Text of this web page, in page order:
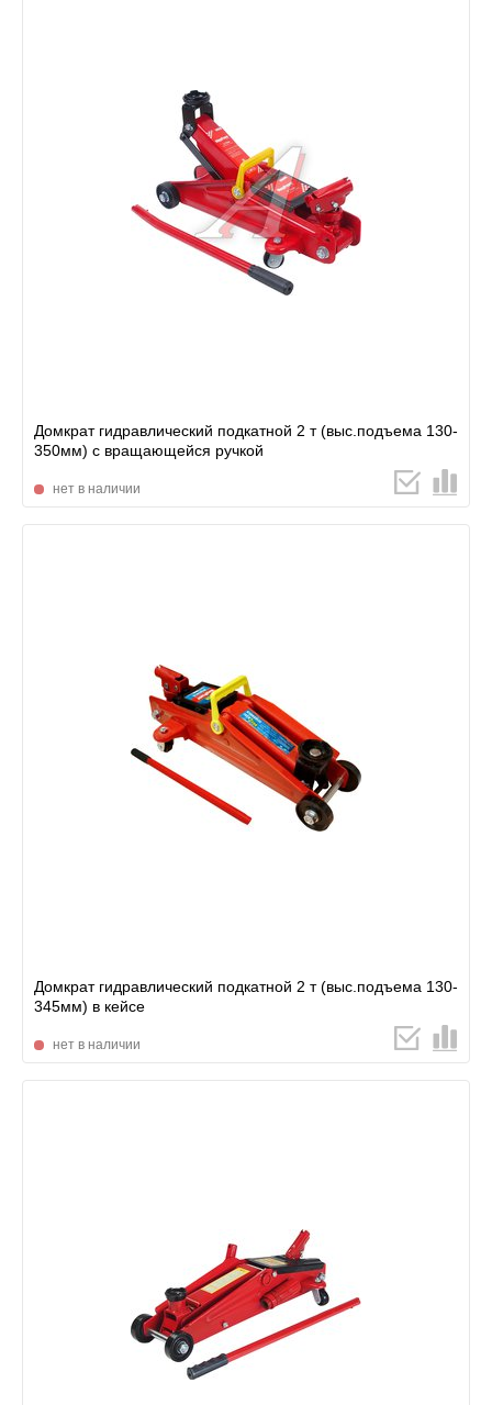
Домкрат гидравлический подкатной 2 т (выс.подъема 130-
350мм) с вращающейся ручкой
нет в наличии
Домкрат гидравлический подкатной 2 т (выс.подъема 130-
345мм) в кейсе
нет в наличии